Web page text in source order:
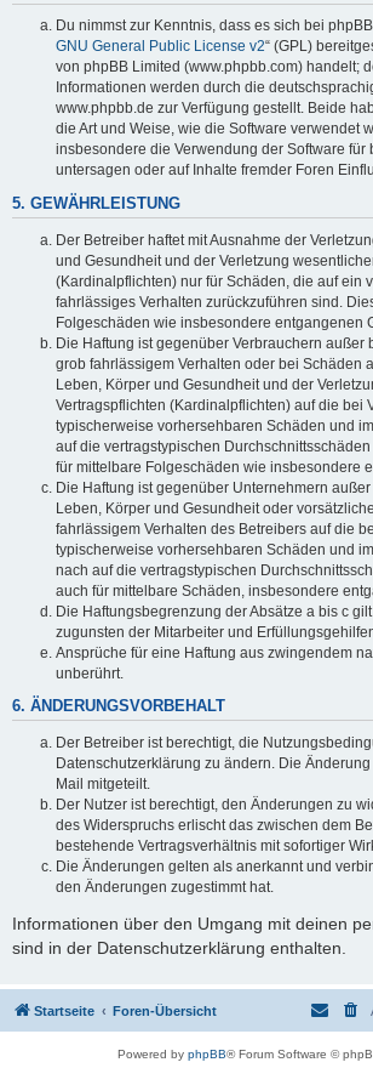
Du nimmst zur Kenntnis, dass es sich bei
GNU General Public License v2“ (GPL)
von phpBB Limited (www.phpbb.com) handelt;
Informationen werden durch die
www.phpbb.de zur Verfügung gestellt. Beide
die Art und Weise, wie die Software verwendet
insbesondere die Verwendung der Software für
untersagen oder auf Inhalte fremder Foren
5. GEWÄHRLEISTUNG
Der Betreiber haftet mit Ausnahme der
und Gesundheit und der Verletzung
(Kardinalpflichten) nur für Schäden, die auf ein
fahrlässiges Verhalten zurückzuführen sind.
Folgeschäden wie insbesondere entgangenen
Die Haftung ist gegenüber Verbrauchern außer
grob fahrlässigem Verhalten oder bei Schäden
Leben, Körper und Gesundheit und der
Vertragspflichten (Kardinalpflichten) auf die bei
typischerweise vorhersehbaren Schäden und
auf die vertragstypischen
für mittelbare Folgeschäden wie insbesondere
Die Haftung ist gegenüber Unternehmern
Leben, Körper und Gesundheit oder
fahrlässigem Verhalten des Betreibers auf die
typischerweise vorhersehbaren Schäden und
nach auf die vertragstypischen
auch für mittelbare Schäden, insbesondere
Die Haftungsbegrenzung der Absätze a bis c
zugunsten der Mitarbeiter und
Ansprüche für eine Haftung aus zwingendem
unberührt.
6. ÄNDERUNGSVORBEHALT
Der Betreiber ist berechtigt, die
Datenschutzerklärung zu ändern. Die
Mail mitgeteilt.
Der Nutzer ist berechtigt, den Änderungen zu
des Widerspruchs erlischt das zwischen dem
bestehende Vertragsverhältnis mit sofortiger
Die Änderungen gelten als anerkannt und
den Änderungen zugestimmt hat.
Informationen über den Umgang mit deinen
sind in der Datenschutzerklärung enthalten.
Startseite Foren-Übersicht
Powered by phpBB® Forum Software ©